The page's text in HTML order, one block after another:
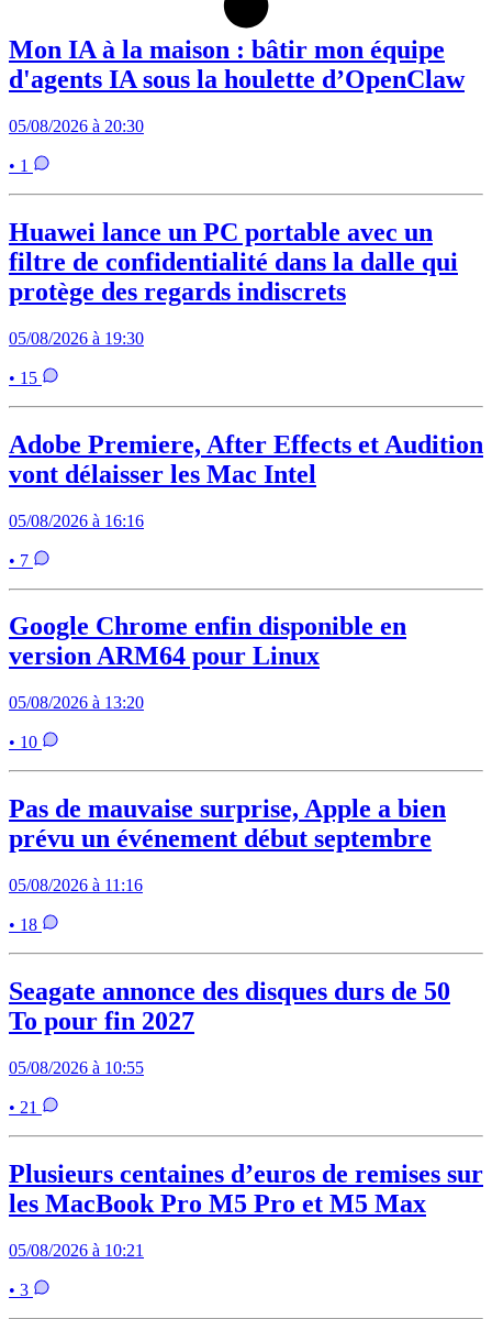
Mon IA à la maison : bâtir mon équipe
d'agents IA sous la houlette d’OpenClaw
05/08/2026 à 20:30
• 1
Huawei lance un PC portable avec un
filtre de confidentialité dans la dalle qui
protège des regards indiscrets
05/08/2026 à 19:30
• 15
Adobe Premiere, After Effects et Audition
vont délaisser les Mac Intel
05/08/2026 à 16:16
• 7
Google Chrome enfin disponible en
version ARM64 pour Linux
05/08/2026 à 13:20
• 10
Pas de mauvaise surprise, Apple a bien
prévu un événement début septembre
05/08/2026 à 11:16
• 18
Seagate annonce des disques durs de 50
To pour fin 2027
05/08/2026 à 10:55
• 21
Plusieurs centaines d’euros de remises sur
les MacBook Pro M5 Pro et M5 Max
05/08/2026 à 10:21
• 3